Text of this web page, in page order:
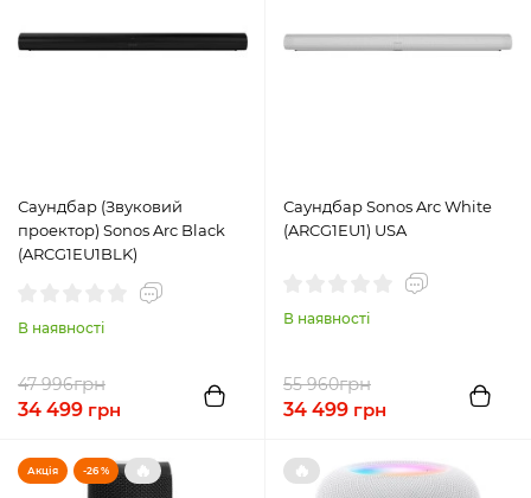
Саундбар (Звуковий
проектор) Sonos Arc Black
(ARCG1EU1BLK)
В наявності
47 996грн
34 499 грн
Саундбар Sonos Arc White
(ARCG1EU1) USA
В наявності
55 960грн
34 499 грн
Акція -26 % 🔥 🔥